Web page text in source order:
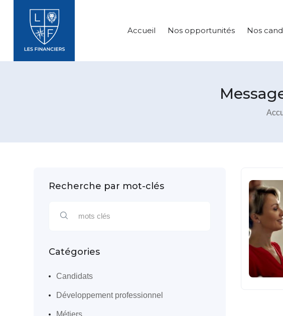
Accueil Nos opportunités Nos
Recherche par mot-clés
Catégories
Candidats
Développement professionnel
Métiers